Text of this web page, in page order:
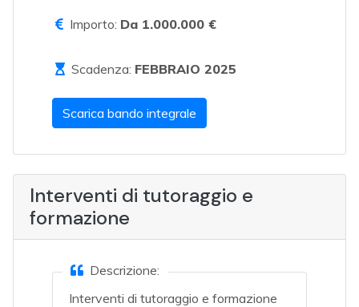
Importo: Da 1.000.000 €
Scadenza: FEBBRAIO 2025
Scarica bando integrale
Interventi di tutoraggio e
formazione
Descrizione:
Interventi di tutoraggio e formazione